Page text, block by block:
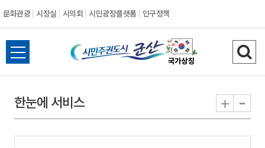
문화관광 시장실 시의회 시민광장플랫폼 인구정책
시
민
권
전
체
뉴
열
검
색
기
한눈에 서비스 + -